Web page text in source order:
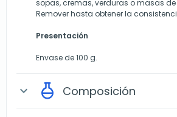
sopas, cremas, verduras o masas de
Remover hasta obtener la
Presentación
Envase de 100 g.
expand_more Composición